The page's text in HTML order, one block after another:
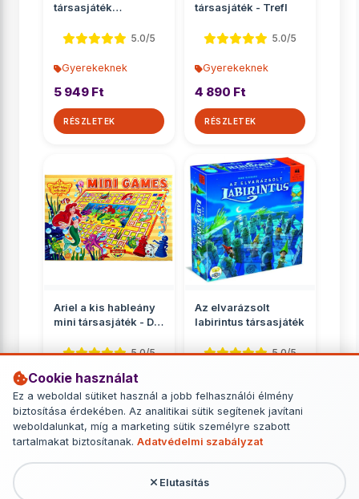
Cookie használat
Ez a weboldal sütiket használ a jobb felhasználói élmény
biztosítása érdekében. Az analitikai sütik segítenek javítani
weboldalunkat, míg a marketing sütik személyre szabott
tartalmakat biztosítanak. Adatvédelmi szabályzat
Elutasítás
társasjáték
Ravensburger 5.0/5
Gyerekeknek
5 949 Ft
RÉSZLETEK
társasjáték - Trefl
5.0/5
Gyerekeknek
4 890 Ft
RÉSZLETEK
Ariel a kis hableány
mini társasjáték - D-
5.0/5
Gyerekeknek
890 Ft
RÉSZLETEK
Az elvarázsolt
labirintus társasjáték
5.0/5
11 449 Ft
RÉSZLETEK